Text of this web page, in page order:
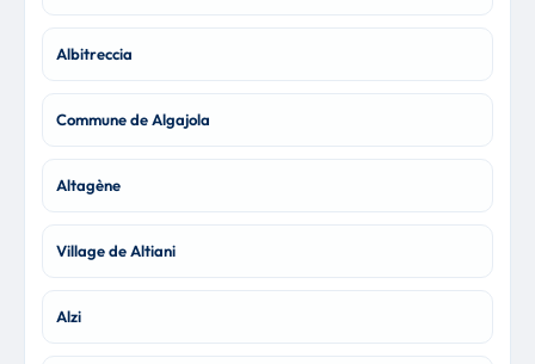
Albitreccia
Commune de Algajola
Altagène
Village de Altiani
Alzi